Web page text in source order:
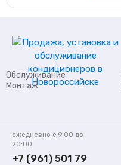
Обслуживание
Монтаж
ежедневно с 9:00 до
20:00
+7 (961) 501 79